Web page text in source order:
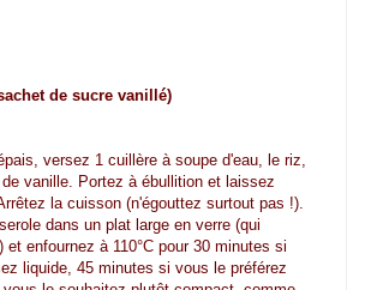
de sucre vanillé)
versez 1 cuillère à soupe d'eau, le riz,
vanille. Portez à ébullition et laissez
la cuisson (n'égouttez surtout pas !).
dans un plat large en verre (qui
enfournez à 110°C pour 30 minutes si
liquide, 45 minutes si vous le préférez